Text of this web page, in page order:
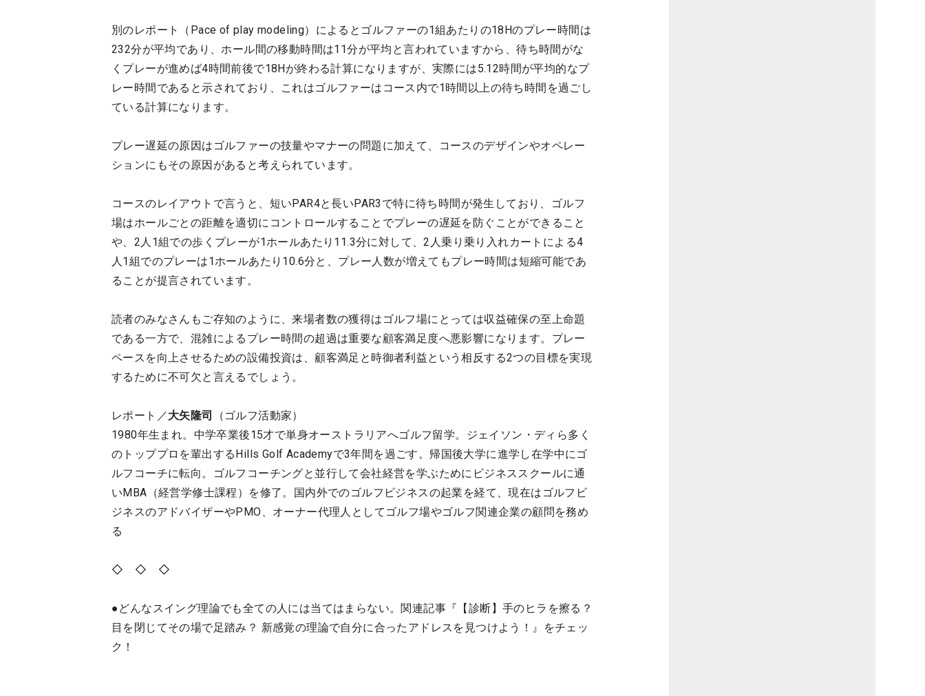
別のレポート（Pace of play modeling）によるとゴルファーの1組あたりの18Hのプレー時間は
232分が平均であり、ホール間の移動時間は11分が平均と言われていますから、待ち時間がな
くプレーが進めば4時間前後で18Hが終わる計算になりますが、実際には5.12時間が平均的なプ
レー時間であると示されており、これはゴルファーはコース内で1時間以上の待ち時間を過ごし
ている計算になります。
プレー遅延の原因はゴルファーの技量やマナーの問題に加えて、コースのデザインやオペレー
ションにもその原因があると考えられています。
コースのレイアウトで言うと、短いPAR4と長いPAR3で特に待ち時間が発生しており、ゴルフ
場はホールごとの距離を適切にコントロールすることでプレーの遅延を防ぐことができること
や、2人1組での歩くプレーが1ホールあたり11.3分に対して、2人乗り乗り入れカートによる4
人1組でのプレーは1ホールあたり10.6分と、プレー人数が増えてもプレー時間は短縮可能であ
ることが提言されています。
読者のみなさんもご存知のように、来場者数の獲得はゴルフ場にとっては収益確保の至上命題
である一方で、混雑によるプレー時間の超過は重要な顧客満足度へ悪影響になります。プレー
ペースを向上させるための設備投資は、顧客満足と時御者利益という相反する2つの目標を実現
するために不可欠と言えるでしょう。
レポート／大矢隆司
（ゴルフ活動家）
1980年生まれ。中学卒業後15才で単身オーストラリアへゴルフ留学。ジェイソン・ディら多く
のトッププロを輩出するHills Golf Academyで3年間を過ごす。帰国後大学に進学し在学中にゴ
ルフコーチに転向。ゴルフコーチングと並行して会社経営を学ぶためにビジネススクールに通
いMBA（経営学修士課程）を修了。国内外でのゴルフビジネスの起業を経て、現在はゴルフビ
ジネスのアドバイザーやPMO、オーナー代理人としてゴルフ場やゴルフ関連企業の顧問を務め
る
◇ ◇ ◇
●どんなスイング理論でも全ての人には当てはまらない。関連記事『【診断】手のヒラを擦る？
目を閉じてその場で足踏み？ 新感覚の理論で自分に合ったアドレスを見つけよう！』をチェッ
ク！